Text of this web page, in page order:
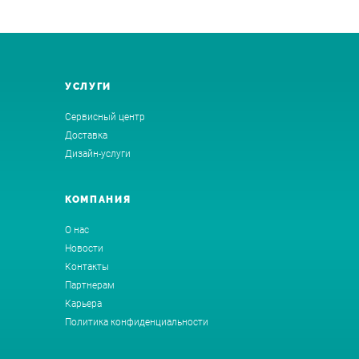
УСЛУГИ
Сервисный центр
Доставка
Дизайн-услуги
КОМПАНИЯ
О нас
Новости
Контакты
Партнерам
Карьера
Политика конфиденциальности